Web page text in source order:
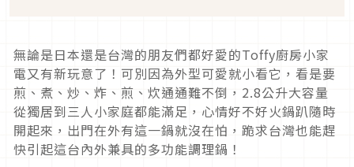
無論是日本還是台灣的朋友們都好愛的Toffy廚房小家
電又有新玩意了！可別因為外型可愛就小看它，看是要
煎、煮、炒、炸、煎、炊通通難不倒，2.8公升大容量
從獨居到三人小家庭都能滿足，心情好不好火鍋趴隨時
開起來，出門在外有這一鍋就沒在怕，跪求台灣也能趕
快引起這台內外兼具的多功能調理鍋！